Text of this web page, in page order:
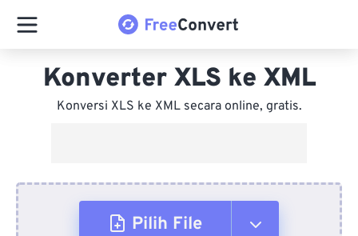
Konverter XLS ke XML
Konversi XLS ke XML secara online, gratis.
Pilih File